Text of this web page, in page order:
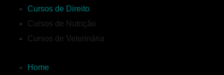
Cursos de Direito
Cursos de Nutrição
Cursos de Veterinária
Home